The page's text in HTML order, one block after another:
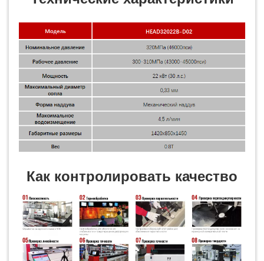
Как контролировать качество